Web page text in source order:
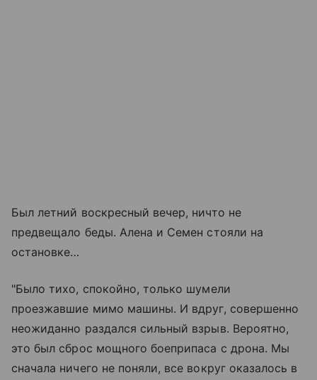
Был летний воскресный вечер, ничто не
предвещало беды. Алена и Семен стояли на
остановке…
"Было тихо, спокойно, только шумели
проезжавшие мимо машины. И вдруг, совершенно
неожиданно раздался сильный взрыв. Вероятно,
это был сброс мощного боеприпаса с дрона. Мы
сначала ничего не поняли, все вокруг оказалось в